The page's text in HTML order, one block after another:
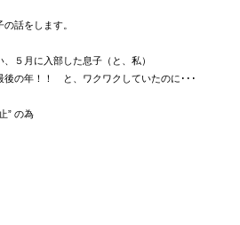
話をします。
５月に入部した息子（と、私）
の年！！ と、ワクワクしていたのに･･･
” の為